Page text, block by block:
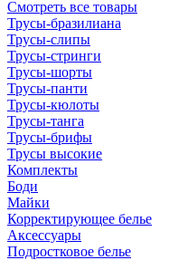
Смотреть все товары
Трусы-бразилиана
Трусы-слипы
Трусы-стринги
Трусы-шорты
Трусы-панти
Трусы-кюлоты
Трусы-танга
Трусы-брифы
Трусы высокие
Комплекты
Боди
Майки
Корректирующее белье
Аксессуары
Подростковое белье